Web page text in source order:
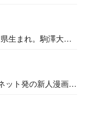
生まれ。駒澤大学
ット発の新人漫画